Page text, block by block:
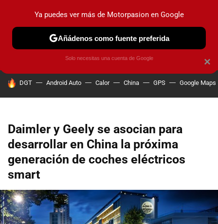
PRUEBAS COCHES ELÉCTRICOS OBSERVATORIO
HOY SE HABLA DE
DGT Android Auto Calor China GPS Google Maps
Daimler y Geely se asocian para
desarrollar en China la próxima
generación de coches eléctricos
smart
×
Ya puedes ver más de Motorpasion en Google
Añádenos como fuente preferida
Solo necesitas una cuenta de Google